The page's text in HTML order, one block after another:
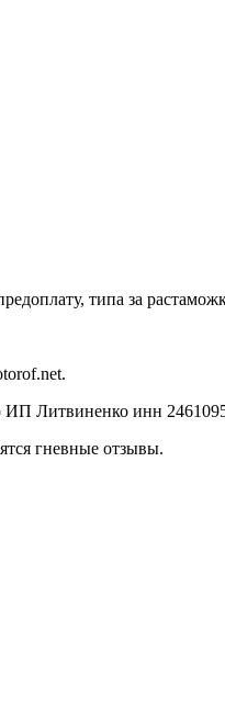
типа за
Литвиненко инн
гневные отзывы.